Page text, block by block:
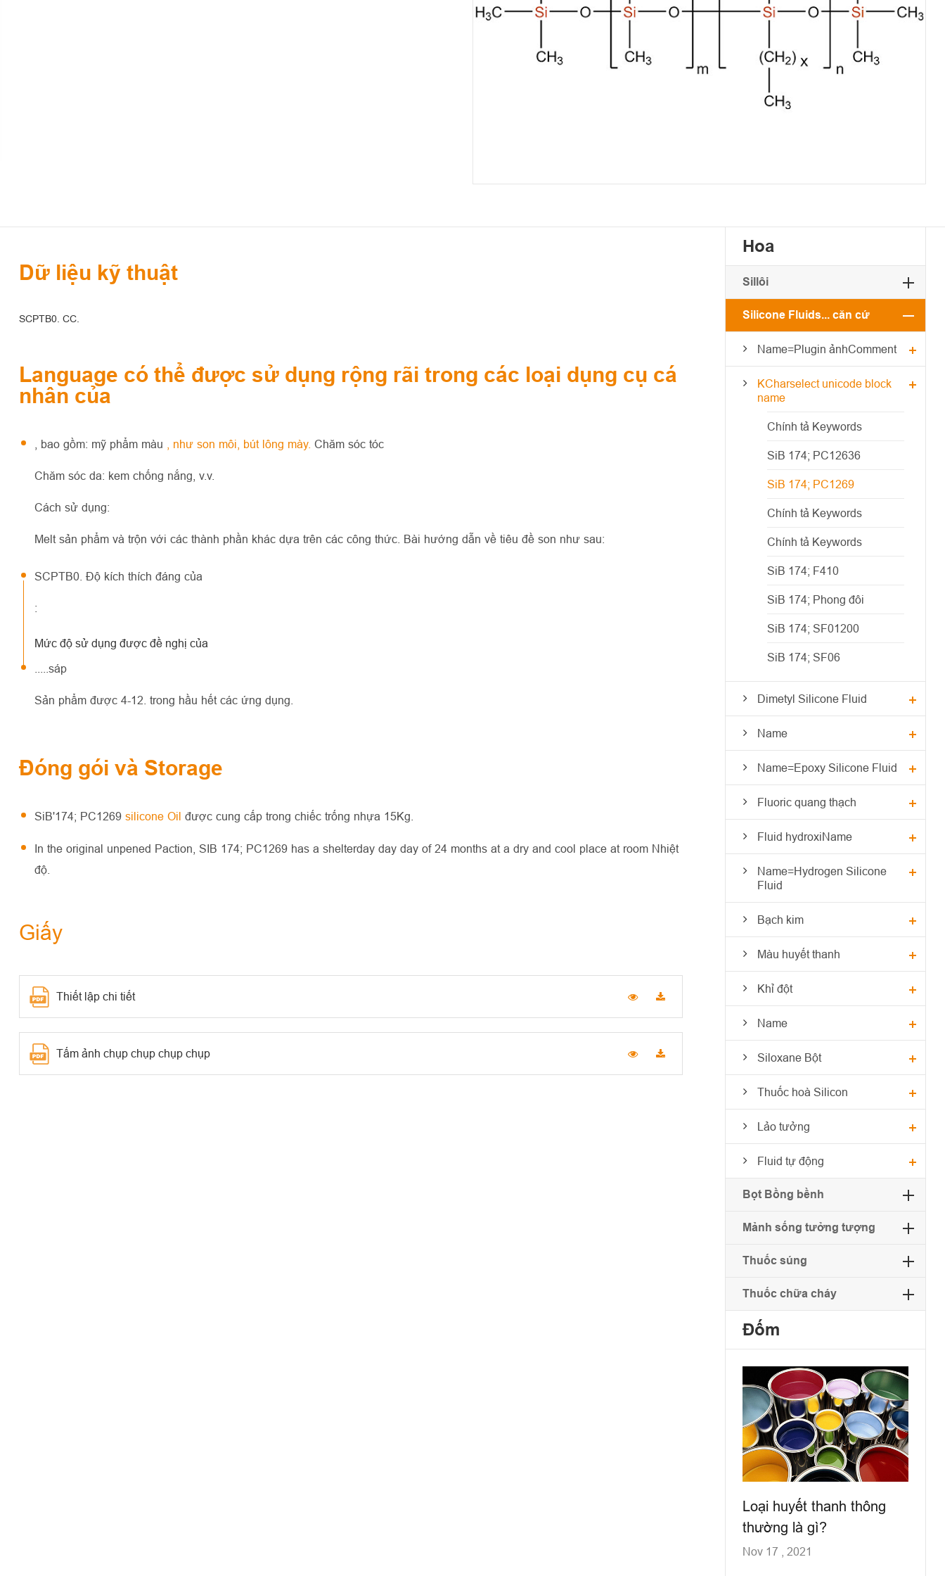
Dữ liệu kỹ thuật
SCPTB0. CC.
Language có thể được sử dụng rộng rãi trong các loại dụng cụ cá
nhân của
, bao gồm: mỹ phẩm màu , như son môi, bút lông mày. Chăm sóc tóc
Chăm sóc da: kem chống nắng, v.v.
Cách sử dụng:
Melt sản phẩm và trộn với các thành phần khác dựa trên các công thức. Bài hướng dẫn về tiêu đề son như sau:
SCPTB0. Độ kích thích đáng của
:
Mức độ sử dụng được đề nghị của
.....sáp
Sản phẩm được 4-12. trong hầu hết các ứng dụng.
Đóng gói và Storage
SiB'174; PC1269 silicone Oil được cung cấp trong chiếc trống nhựa 15Kg.
In the original unpened Paction, SIB 174; PC1269 has a shelterday day day of 24 months at a dry and cool place at room Nhiệt
độ.
Giấy
Thiết lập chi tiết
Tấm ảnh chụp chụp chụp chụp
Hoa
Sillôi
Silicone Fluids... căn cứ
Name=Plugin ảnhComment
KCharselect unicode block
name
Chính tả Keywords
SiB 174; PC12636
SiB 174; PC1269
Chính tả Keywords
Chính tả Keywords
SiB 174; F410
SiB 174; Phong đôi
SiB 174; SF01200
SiB 174; SF06
Dimetyl Silicone Fluid
Name
Name=Epoxy Silicone Fluid
Fluoric quang thạch
Fluid hydroxiName
Name=Hydrogen Silicone
Fluid
Bạch kim
Màu huyết thanh
Khỉ đột
Name
Siloxane Bột
Thuốc hoà Silicon
Lảo tưởng
Fluid tự động
Bọt Bồng bềnh
Mảnh sống tưởng tượng
Thuốc súng
Thuốc chữa cháy
Đốm
Loại huyết thanh thông
thường là gì?
Nov 17 , 2021